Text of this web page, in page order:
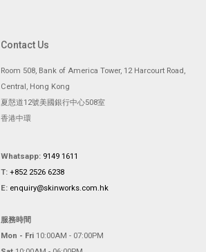
Contact Us
Room 508, Bank of America Tower, 12 Harcourt Road,
Central, Hong Kong
夏慤道12號美國銀行中心508室
香港中環
Whatsapp: 9149 1611
T: +852 2526 6238
E: enquiry@skinworks.com.hk
服務時間
Mon - Fri 10:00AM - 07:00PM